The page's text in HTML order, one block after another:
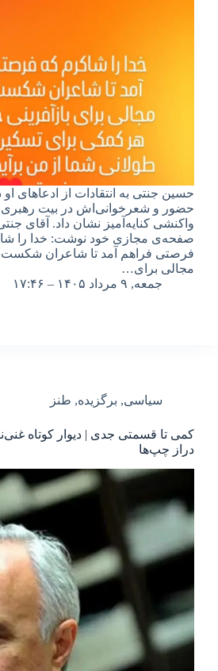
حسین جنتی به انتقادات از ادعاهای او
واکنشی کنایه‌آمیز نشان داد. آقای
صفحه‌ی مجازی خود نوشت: خدا را
فرصتی فراهم آمد تا شاعران
مجالی برای…
جمعه, ۹ مرداد ۱۴۰۵ – ۱۷:۴۶
سیاسی, برگزیده, طنز
کمی تا قسمتی جدی | دیوار کوتاه
دراز چپ‌ها